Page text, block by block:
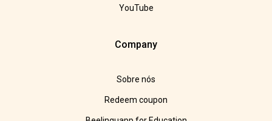
YouTube
Company
Sobre nós
Redeem coupon